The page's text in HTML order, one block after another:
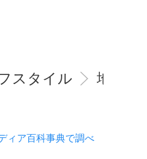
スタイル 地域情
ィア百科事典で調べ